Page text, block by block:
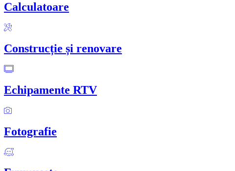
Calculatoare
Construcție și renovare
Echipamente RTV
Fotografie